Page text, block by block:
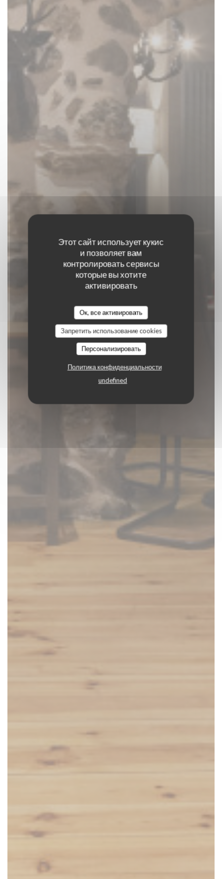
Этот сайт использует кукис
и позволяет вам
контролировать сервисы
которые вы хотите
активировать
Ок, все активировать
Запретить использование cookies
Персонализировать
Политика конфиденциальности
undefined
LE GAVROCHE
ТРАДИЦИОННЫЙ РЕСТОРАН
|BRIANCON
ЗАБРОНИРОВАТЬ СТОЛИК